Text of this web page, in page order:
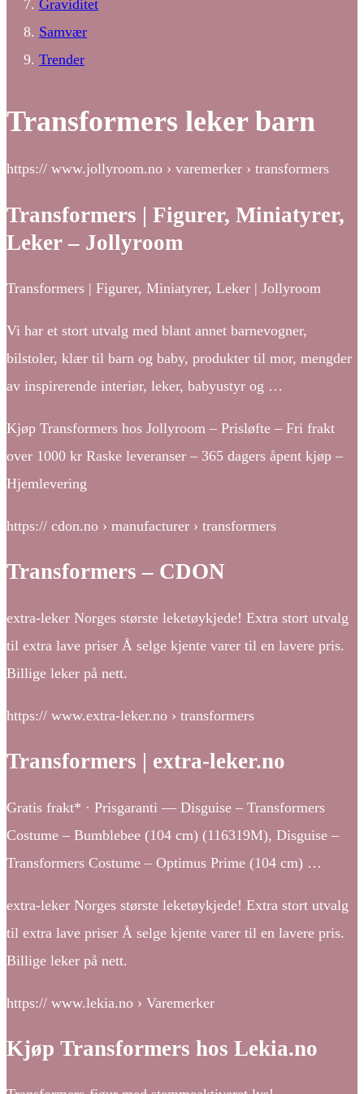
Graviditet
Samvær
Trender
Transformers leker barn
https:// www.jollyroom.no › varemerker › transformers
Transformers | Figurer, Miniatyrer,
Leker – Jollyroom
Transformers | Figurer, Miniatyrer, Leker | Jollyroom
Vi har et stort utvalg med blant annet barnevogner,
bilstoler, klær til barn og baby, produkter til mor, mengder
av inspirerende interiør, leker, babyustyr og …
Kjøp Transformers hos Jollyroom – Prisløfte – Fri frakt
over 1000 kr Raske leveranser – 365 dagers åpent kjøp –
Hjemlevering
https:// cdon.no › manufacturer › transformers
Transformers – CDON
extra-leker Norges største leketøykjede! Extra stort utvalg
til extra lave priser Å selge kjente varer til en lavere pris.
Billige leker på nett.
https:// www.extra-leker.no › transformers
Transformers | extra-leker.no
Gratis frakt* · Prisgaranti — Disguise – Transformers
Costume – Bumblebee (104 cm) (116319M), Disguise –
Transformers Costume – Optimus Prime (104 cm) …
extra-leker Norges største leketøykjede! Extra stort utvalg
til extra lave priser Å selge kjente varer til en lavere pris.
Billige leker på nett.
https:// www.lekia.no › Varemerker
Kjøp Transformers hos Lekia.no